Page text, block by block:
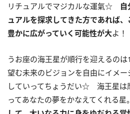
リチュアルでマジカルな運氣☆
ュアルを探求してきた方であれば
豊かに広がっていく可能性が大よ！
うお座の海王星が順行を迎えるのは
望む未来のビジョンを自由にイメ
していってちょうだい☆ 海王星は
ってあなたの夢をかなえてくれる星。